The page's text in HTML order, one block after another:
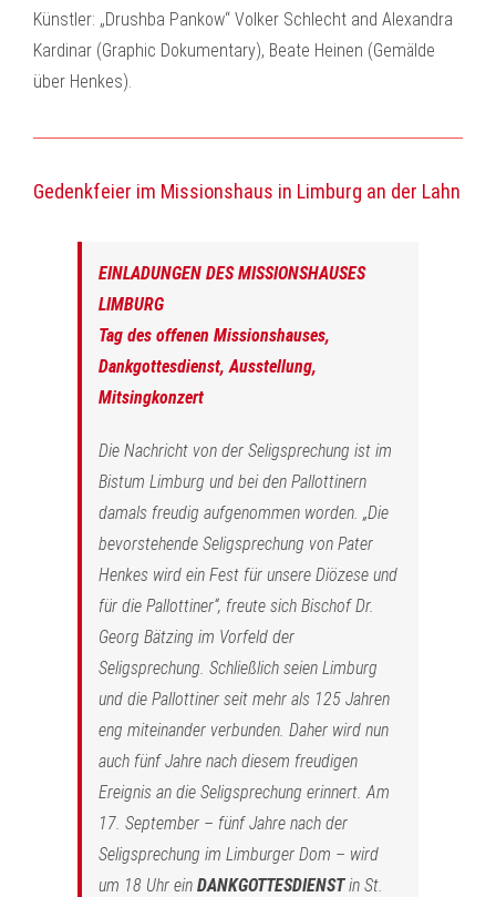
Künstler: „Drushba Pankow“ Volker Schlecht and Alexandra
Kardinar (Graphic Dokumentary), Beate Heinen (Gemälde
über Henkes).
Gedenkfeier im Missionshaus in Limburg an der Lahn
EINLADUNGEN DES MISSIONSHAUSES
LIMBURG
Tag des offenen Missionshauses,
Dankgottesdienst, Ausstellung,
Mitsingkonzert
Die Nachricht von der Seligsprechung ist im
Bistum Limburg und bei den Pallottinern
damals freudig aufgenommen worden. „Die
bevorstehende Seligsprechung von Pater
Henkes wird ein Fest für unsere Diözese und
für die Pallottiner“, freute sich Bischof Dr.
Georg Bätzing im Vorfeld der
Seligsprechung. Schließlich seien Limburg
und die Pallottiner seit mehr als 125 Jahren
eng miteinander verbunden. Daher wird nun
auch fünf Jahre nach diesem freudigen
Ereignis an die Seligsprechung erinnert. Am
17. September – fünf Jahre nach der
Seligsprechung im Limburger Dom – wird
um 18 Uhr ein DANKGOTTESDIENSTin St.